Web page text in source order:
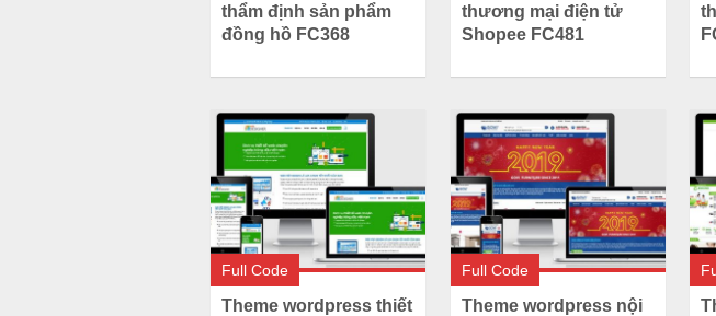
thẩm định sản phẩm
đồng hồ FC368
thương mại điện tử
Shopee FC481
Full Code
Theme wordpress thiết
Full Code
Theme wordpress nội